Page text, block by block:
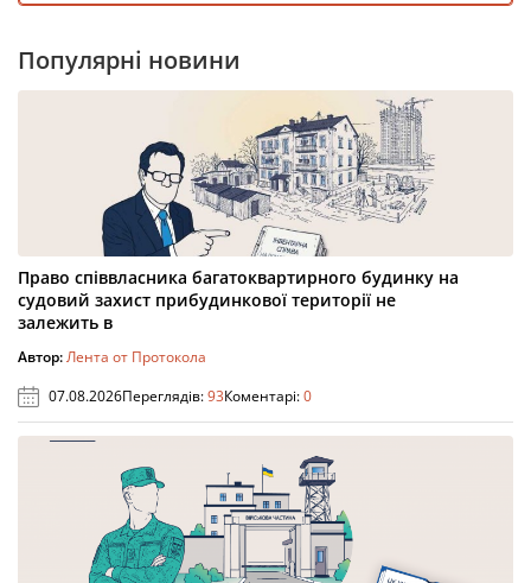
Популярні новини
Право співвласника багатоквартирного будинку на
судовий захист прибудинкової території не
залежить в
Автор:Лента от Протокола
07.08.2026Переглядів:93Коментарі:0